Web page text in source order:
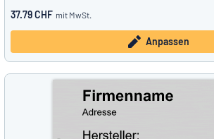
37.79 CHF mit MwSt.
Anpassen